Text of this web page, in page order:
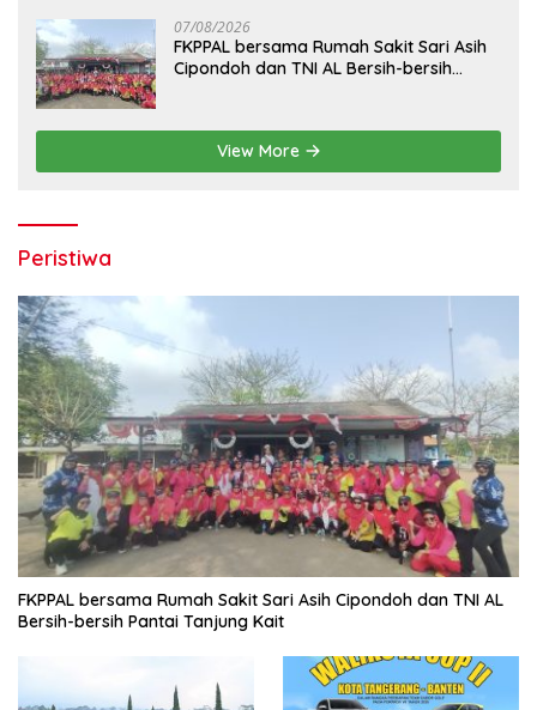
07/08/2026
FKPPAL bersama Rumah Sakit Sari Asih
Cipondoh dan TNI AL Bersih-bersih
View More
Peristiwa
FKPPAL bersama Rumah Sakit Sari Asih Cipondoh dan TNI AL
Bersih-bersih Pantai Tanjung Kait